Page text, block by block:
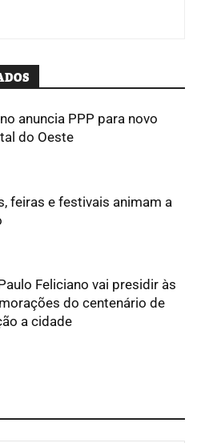
anuncia PPP para novo
do Oeste
feiras e festivais animam a
Feliciano vai presidir às
do centenário de
a cidade